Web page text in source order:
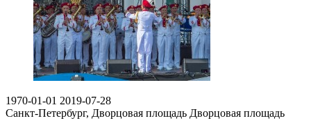
1970-01-01 2019-07-28
Санкт-Петербург, Дворцовая площадь Дворцовая площадь